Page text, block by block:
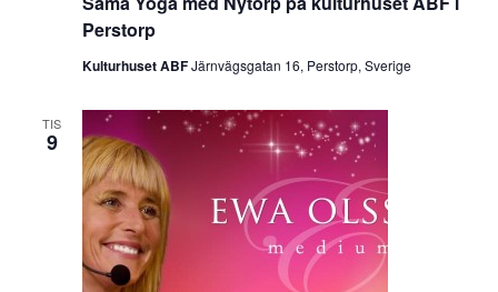
Perstorp
Kulturhuset ABFJärnvägsgatan 16, Perstorp, Sverige
TIS
9